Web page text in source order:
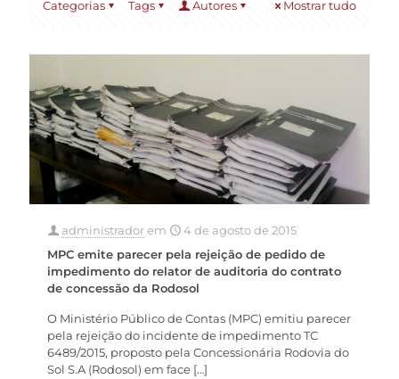
Categorias Tags Autores Mostrar tudo
administradorem
4 de agosto de 2015
MPC emite parecer pela rejeição de pedido de
impedimento do relator de auditoria do contrato
de concessão da Rodosol
O Ministério Público de Contas (MPC) emitiu parecer
pela rejeição do incidente de impedimento TC
6489/2015, proposto pela Concessionária Rodovia do
Sol S.A (Rodosol) em face […]